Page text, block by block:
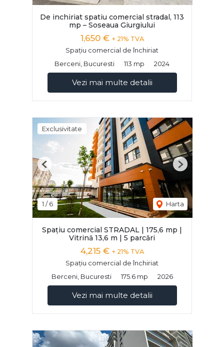
De inchiriat spatiu comercial stradal, 113
mp – Soseaua Giurgiului
1,650 € + 21% TVA
Spațiu comercial de închiriat
Berceni, Bucuresti
113 mp 2024
Vezi mai multe detalii
Exclusivitate
1 /6 Harta
Previous Next
Spațiu comercial STRADAL | 175,6 mp |
Vitrină 13,6 m | 5 parcări
4,215 € + 21% TVA
Spațiu comercial de închiriat
Berceni, Bucuresti
175.6 mp 2026
Vezi mai multe detalii